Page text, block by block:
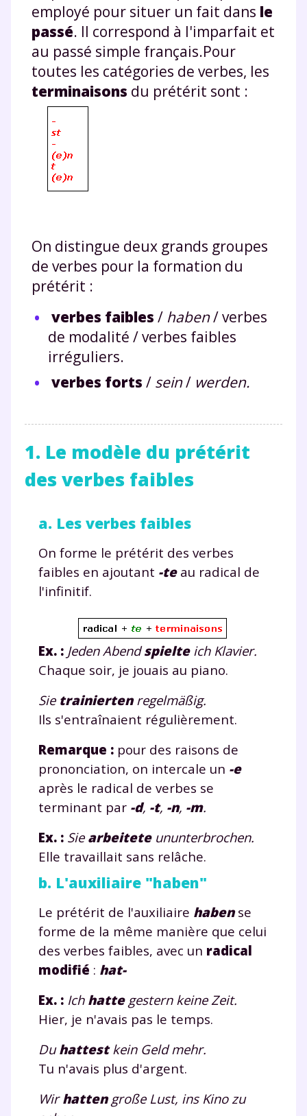
employé pour situer un fait dans le
passé. Il correspond à l'imparfait et
au passé simple français.Pour
toutes les catégories de verbes, les
terminaisons du prétérit sont :
On distingue deux grands groupes
de verbes pour la formation du
prétérit :
verbes faibles / haben/ verbes
de modalité / verbes faibles
irréguliers.
verbes forts / sein/ werden.
1. Le modèle du prétérit
des verbes faibles
a. Les verbes faibles
On forme le prétérit des verbes
faibles en ajoutant -teau radical de
l'infinitif.
Ex. : Jeden Abendspielteich Klavier.
Chaque soir, je jouais au piano.
Sie trainiertenregelmäßig.
Ils s'entraînaient régulièrement.
Remarque : pour des raisons de
prononciation, on intercale un -e
après le radical de verbes se
terminant par -d, -t, -n, -m.
Ex. : Sie arbeiteteununterbrochen.
Elle travaillait sans relâche.
b. L'auxiliaire "haben"
Le prétérit de l'auxiliaire habense
forme de la même manière que celui
des verbes faibles, avec un radical
modifié : hat-
Ex. : Ich hattegestern keine Zeit.
Hier, je n'avais pas le temps.
Duhattestkein Geld mehr.
Tu n'avais plus d'argent.
Wirhattengroße Lust, ins Kino zu